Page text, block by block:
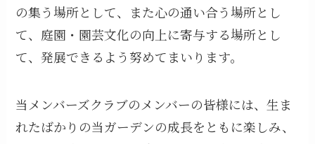
の集う場所として、また心の通い合う場所とし
て、庭園・園芸文化の向上に寄与する場所とし
て、発展できるよう努めてまいります。
当メンバーズクラブのメンバーの皆様には、生ま
れたばかりの当ガーデンの成長をともに楽しみ、